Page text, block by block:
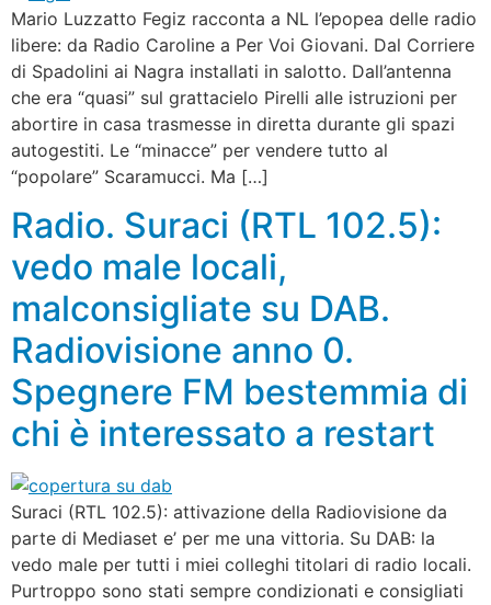
Mario Luzzatto Fegiz racconta a NL l’epopea delle radio
libere: da Radio Caroline a Per Voi Giovani. Dal Corriere
di Spadolini ai Nagra installati in salotto. Dall’antenna
che era “quasi” sul grattacielo Pirelli alle istruzioni per
abortire in casa trasmesse in diretta durante gli spazi
autogestiti. Le “minacce” per vendere tutto al
“popolare” Scaramucci. Ma […]
Radio. Suraci (RTL 102.5):
vedo male locali,
malconsigliate su DAB.
Radiovisione anno 0.
Spegnere FM bestemmia di
chi è interessato a restart
Suraci (RTL 102.5): attivazione della Radiovisione da
parte di Mediaset e’ per me una vittoria. Su DAB: la
vedo male per tutti i miei colleghi titolari di radio locali.
Purtroppo sono stati sempre condizionati e consigliati